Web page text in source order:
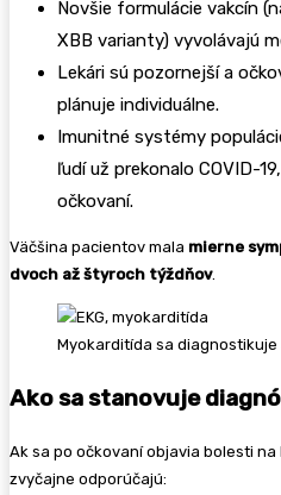
Novšie formulácie vakcín
XBB varianty) vyvolávajú
Lekári sú pozornejší a
plánuje individuálne.
Imunitné systémy
ľudí už prekonalo COVID-
očkovaní.
Väčšina pacientov mala mierne
dvoch až štyroch týždňov.
Myokarditída sa diagnostikuje
Ako sa stanovuje
Ak sa po očkovaní objavia bolesti
zvyčajne odporúčajú: